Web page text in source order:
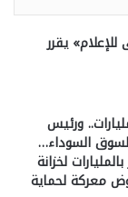
يقرر
ورئيس
السوداء…
لخزانة
معركة لحماية